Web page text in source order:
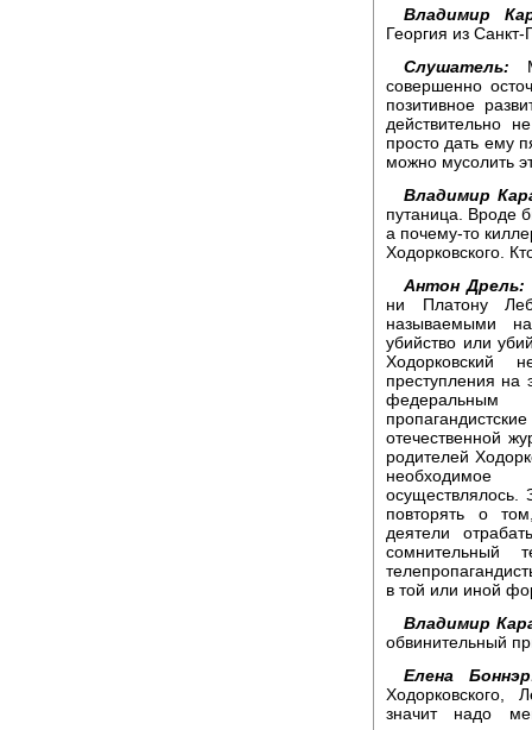
Владимир
Георгия из Санкт-
Слушатель:
совершенно
позитивное
действительно
просто дать ему
можно мусолить
Владимир
путаница. Вроде
а почему-то
Ходорковского.
Антон Дрель:
ни Платону
называемыми
убийство или
Ходорковский
преступления на
федеральным
отечественной
родителей
необходимое
осуществлялось.
повторять о
деятели
сомнительный
в той или иной
Владимир
обвинительный
Елена
Ходорковского,
значит надо